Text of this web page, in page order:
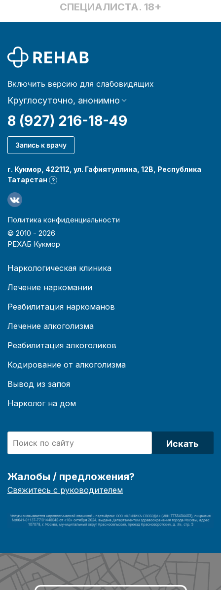
СПЕЦИАЛИСТА. 18+
Включить версию для слабовидящих
Круглосуточно, анонимно
8 (927) 216-18-49
Запись к врачу
г. Кукмор, 422112, ул. Гафиятуллина, 12В, Республика
Татарстан
?
Политика конфиденциальности
© 2010 - 2026
РЕХАБ Кукмор
Наркологическая клиника
Лечение наркомании
Реабилитация наркоманов
Лечение алкоголизма
Реабилитация алкоголиков
Кодирование от алкоголизма
Вывод из запоя
Нарколог на дом
Искать
Жалобы / предложения?
Свяжитесь с руководителем